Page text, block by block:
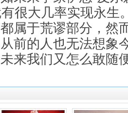
很大几率实现永生
属于荒谬部分，然
前的人也无法想象
来我们又怎么敢随